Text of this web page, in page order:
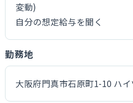
変動)
自分の想定給与を聞く
勤務地
大阪府門真市石原町1-10 ハ